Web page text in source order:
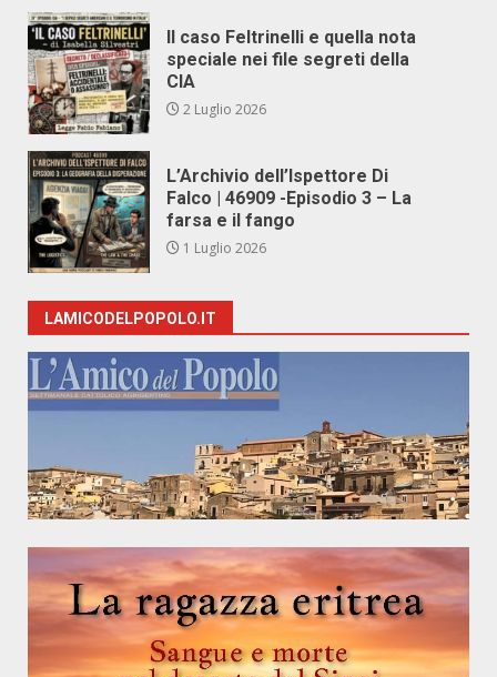
Il caso Feltrinelli e quella nota
speciale nei file segreti della
CIA
2 Luglio 2026
L’Archivio dell’Ispettore Di
Falco | 46909 -Episodio 3 – La
farsa e il fango
1 Luglio 2026
LAMICODELPOPOLO.IT